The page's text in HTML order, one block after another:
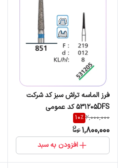
فرز الماسه تراش سبز کد شرکت
531205DFS کد عمومی
851/219/012
2,000,000
10%
1,800,000
افزودن به سبد